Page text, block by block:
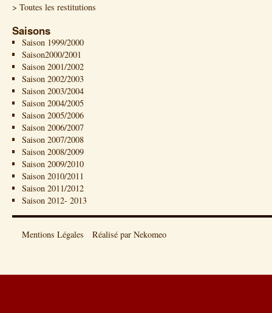
> Toutes les restitutions
Saisons
Saison 1999/2000
Saison2000/2001
Saison 2001/2002
Saison 2002/2003
Saison 2003/2004
Saison 2004/2005
Saison 2005/2006
Saison 2006/2007
Saison 2007/2008
Saison 2008/2009
Saison 2009/2010
Saison 2010/2011
Saison 2011/2012
Saison 2012- 2013
Mentions Légales Réalisé par Nekomeo